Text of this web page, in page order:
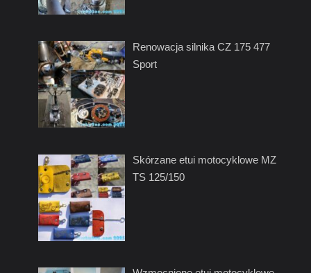
Renowacja silnika CZ 175 477
Sport
Skórzane etui motocyklowe MZ
TS 125/150